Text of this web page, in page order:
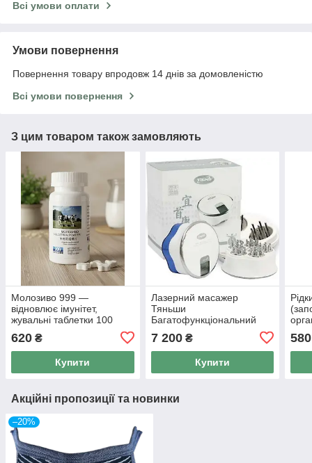
Всі умови оплати
Умови повернення
Повернення товару впродовж 14 днів за домовленістю
Всі умови повернення
З цим товаром також замовляють
Молозиво 999 —
відновлює імунітет,
жувальні таблетки 100
620 ₴
Купити
Лазерний масажер
Тяньши
Багатофункціональний
масажер TQ-Z06 Ішоукан
7 200₴
Купити
580
Акційні пропозиції та новинки
–20%